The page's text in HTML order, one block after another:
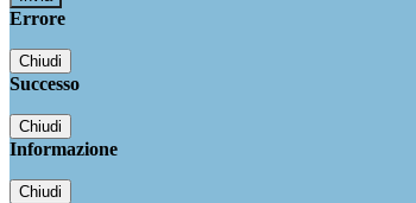
Errore
Chiudi
Successo
Chiudi
Informazione
Chiudi